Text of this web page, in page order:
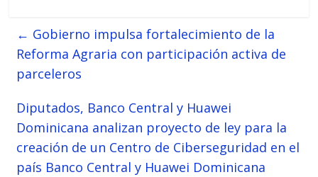
← Gobierno impulsa fortalecimiento de la
Reforma Agraria con participación activa de
parceleros
Diputados, Banco Central y Huawei
Dominicana analizan proyecto de ley para la
creación de un Centro de Ciberseguridad en el
país Banco Central y Huawei Dominicana